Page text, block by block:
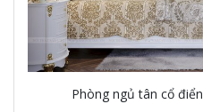
Phòng ngủ tân cổ